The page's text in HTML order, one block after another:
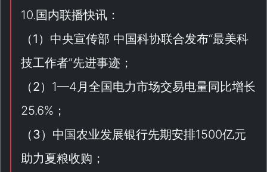
10.国内联播快讯：
（1 ）中央宣传部 中国科协联合发布“最美科
技工作者”先进事迹；
（2）1—4月全国电力市场交易电量同比增长
25.6%；
（3）中国农业发展银行先期安排1500亿元
助力夏粮收购；